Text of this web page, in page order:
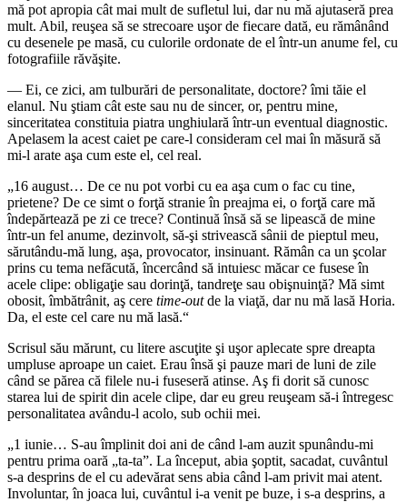
mă pot apropia cât mai mult de sufletul lui, dar nu mă ajutaseră prea
mult. Abil, reuşea să se strecoare uşor de fiecare dată, eu rămânând
cu desenele pe masă, cu culorile ordonate de el într-un anume fel, cu
fotografiile răvăşite.
― Ei, ce zici, am tulburări de personalitate, doctore? îmi tăie el
elanul. Nu ştiam cât este sau nu de sincer, or, pentru mine,
sinceritatea constituia piatra unghiulară într-un eventual diagnostic.
Apelasem la acest caiet pe care-l consideram cel mai în măsură să
mi-l arate aşa cum este el, cel real.
„16 august… De ce nu pot vorbi cu ea aşa cum o fac cu tine,
prietene? De ce simt o forţă stranie în preajma ei, o forţă care mă
îndepărtează pe zi ce trece? Continuă însă să se lipească de mine
într-un fel anume, dezinvolt, să-şi strivească sânii de pieptul meu,
sărutându-mă lung, aşa, provocator, insinuant. Rămân ca un şcolar
prins cu tema nefăcută, încercând să intuiesc măcar ce fusese în
acele clipe: obligaţie sau dorinţă, tandreţe sau obişnuinţă? Mă simt
obosit, îmbătrânit, aş cere time-outde la viaţă, dar nu mă lasă Horia.
Da, el este cel care nu mă lasă.“
Scrisul său mărunt, cu litere ascuţite şi uşor aplecate spre dreapta
umpluse aproape un caiet. Erau însă şi pauze mari de luni de zile
când se părea că filele nu-i fuseseră atinse. Aş fi dorit să cunosc
starea lui de spirit din acele clipe, dar eu greu reuşeam să-i întregesc
personalitatea avându-l acolo, sub ochii mei.
„1 iunie… S-au împlinit doi ani de când l-am auzit spunându-mi
pentru prima oară „ta-ta”. La început, abia şoptit, sacadat, cuvântul
s-a desprins de el cu adevărat sens abia când l-am privit mai atent.
Involuntar, în joaca lui, cuvântul i-a venit pe buze, i s-a desprins, a